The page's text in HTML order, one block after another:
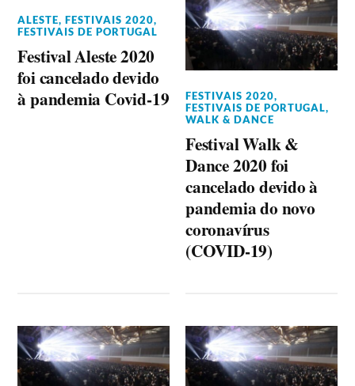
ALESTE,FESTIVAIS 2020,
FESTIVAIS DE PORTUGAL
Festival Aleste 2020
foi cancelado devido
à pandemia Covid-19
FESTIVAIS 2020,
FESTIVAIS DE PORTUGAL,
WALK & DANCE
Festival Walk &
Dance 2020 foi
cancelado devido à
pandemia do novo
coronavírus
(COVID-19)